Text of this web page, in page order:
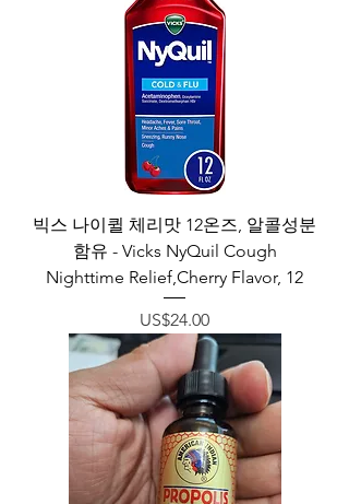
빅스 나이퀼 체리맛 12온즈, 알콜성분
함유 - Vicks NyQuil Cough
Nighttime Relief,Cherry Flavor, 12
가격
US$24.00